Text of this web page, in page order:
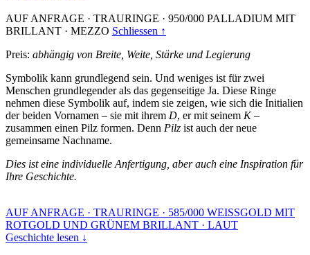
AUF ANFRAGE · TRAURINGE · 950/000 PALLADIUM MIT
BRILLANT · MEZZO Schliessen ↑
Preis: abhängig von Breite, Weite, Stärke und Legierung
Symbolik kann grundlegend sein. Und weniges ist für zwei
Menschen grundlegender als das gegenseitige Ja. Diese Ringe
nehmen diese Symbolik auf, indem sie zeigen, wie sich die Initialien
der beiden Vornamen – sie mit ihrem D, er mit seinem K–
zusammen einen Pilz formen. Denn Pilz ist auch der neue
gemeinsame Nachname.
Dies ist eine individuelle Anfertigung, aber auch eine Inspiration für
Ihre Geschichte.
AUF ANFRAGE · TRAURINGE · 585/000 WEISSGOLD MIT
ROTGOLD UND GRÜNEM BRILLANT · LAUT
Geschichte lesen ↓